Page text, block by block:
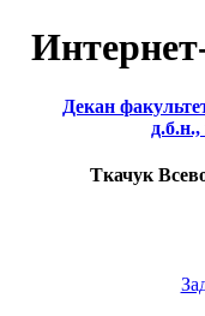
Декан
Ткачук